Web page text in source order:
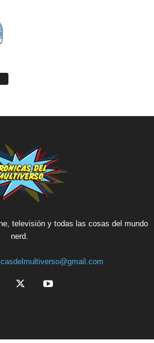
televisión y todas las cosas del mundo
nerd.